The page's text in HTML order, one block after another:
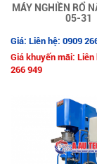
MÁY NGHIỀN RỔ
05-31
Giá: Liên hệ: 0909
Giá khuyến mãi: Liên
266 949